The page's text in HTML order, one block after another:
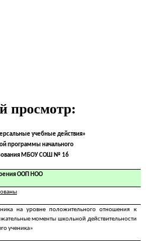
просмотр:
учебные действия»
программы начального
МБОУ СОШ № 16
ООП НОО
на уровне положительного отношения к
моменты школьной действительности
ученика»